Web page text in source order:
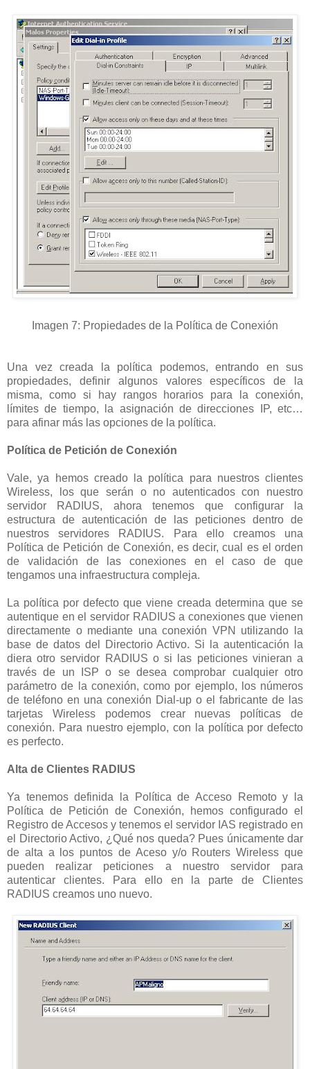
Imagen 7: Propiedades de la Política de Conexión
Una vez creada la política podemos, entrando en sus
propiedades, definir algunos valores específicos de la
misma, como si hay rangos horarios para la conexión,
límites de tiempo, la asignación de direcciones IP, etc…
para afinar más las opciones de la política.
Política de Petición de Conexión
Vale, ya hemos creado la política para nuestros clientes
Wireless, los que serán o no autenticados con nuestro
servidor RADIUS, ahora tenemos que configurar la
estructura de autenticación de las peticiones dentro de
nuestros servidores RADIUS. Para ello creamos una
Política de Petición de Conexión, es decir, cual es el orden
de validación de las conexiones en el caso de que
tengamos una infraestructura compleja.
La política por defecto que viene creada determina que se
autentique en el servidor RADIUS a conexiones que vienen
directamente o mediante una conexión VPN utilizando la
base de datos del Directorio Activo. Si la autenticación la
diera otro servidor RADIUS o si las peticiones vinieran a
través de un ISP o se desea comprobar cualquier otro
parámetro de la conexión, como por ejemplo, los números
de teléfono en una conexión Dial-up o el fabricante de las
tarjetas Wireless podemos crear nuevas políticas de
conexión. Para nuestro ejemplo, con la política por defecto
es perfecto.
Alta de Clientes RADIUS
Ya tenemos definida la Política de Acceso Remoto y la
Política de Petición de Conexión, hemos configurado el
Registro de Accesos y tenemos el servidor IAS registrado en
el Directorio Activo, ¿Qué nos queda? Pues únicamente dar
de alta a los puntos de Aceso y/o Routers Wireless que
pueden realizar peticiones a nuestro servidor para
autenticar clientes. Para ello en la parte de Clientes
RADIUS creamos uno nuevo.